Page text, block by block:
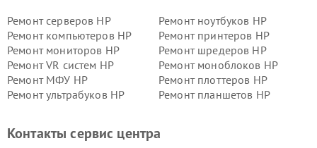
Ремонт серверов HP
Ремонт ноутбуков HP
Ремонт компьютеров HP
Ремонт принтеров HP
Ремонт мониторов HP
Ремонт шредеров HP
Ремонт VR систем HP
Ремонт моноблоков HP
Ремонт МФУ HP
Ремонт плоттеров HP
Ремонт ультрабуков HP
Ремонт планшетов HP
Контакты сервис центра